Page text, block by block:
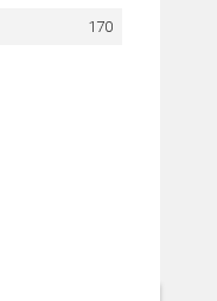
170